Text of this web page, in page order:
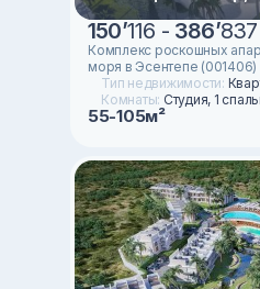
150’116 - 386’
Комплекс роскошных
моря в Эсентепе (001406)
Тип недвижимости:
Комнаты: Студия, 1
55-105м²